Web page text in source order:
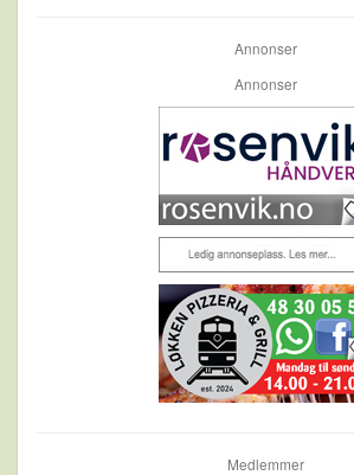
Annonser
Annonser
Medlemmer